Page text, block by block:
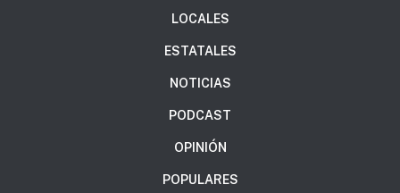
LOCALES
ESTATALES
NOTICIAS